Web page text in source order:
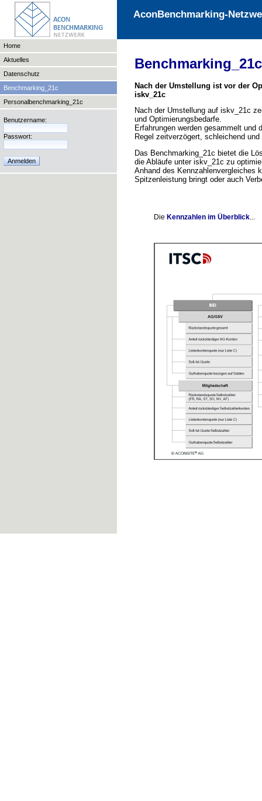
AconBenchmarking-
Home
Aktuelles
Datenschutz
Benchmarking_21c
Personalbenchmarking_21c
Benutzername:
Passwort:
Benchmarking_21c
Nach der Umstellung ist vor der
iskv_21c
Nach der Umstellung auf iskv_21c
und Optimierungsbedarfe.
Erfahrungen werden gesammelt
Regel zeitverzögert, schleichend und
Das Benchmarking_21c bietet die
die Abläufe unter iskv_21c zu
Anhand des Kennzahlenvergleiches
Spitzenleistung bringt oder auch
Die Kennzahlen im Überblick...